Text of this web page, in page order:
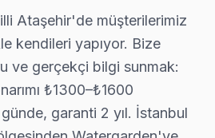
Anadolu Yakası’nda yer alan,
ağı oldukça gelişmiştir. Metro
en çok tercih edilen
ve Sanyo TV Kullanım
Ataşehir'de müşterilerimiz
kendileri yapıyor. Bize
ve gerçekçi bilgi sunmak:
₺1300–₺1600
garanti 2 yıl. İstanbul